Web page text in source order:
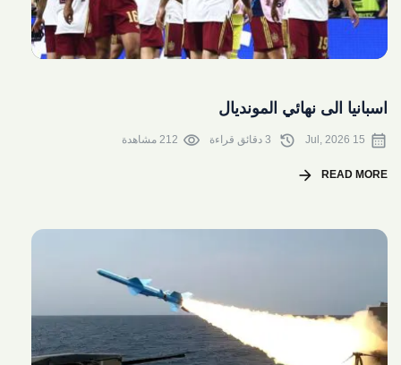
اسبانيا الى نهائي المونديال
calendar_month
15 Jul, 2026
history
visibility 212 مشاهدة
READ MORE
arrow_forward